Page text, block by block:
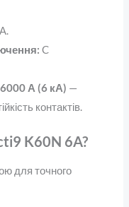
C
6000 А (6 кА) —
контактів.
K60N 6A?
для точного